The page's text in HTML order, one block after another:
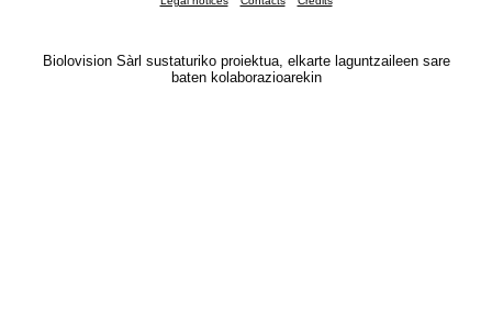
Biolovision Sàrl sustaturiko proiektua, elkarte laguntzaileen sare
baten kolaborazioarekin